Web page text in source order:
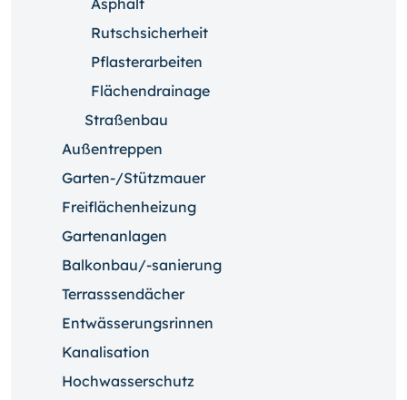
Asphalt
Rutschsicherheit
Pflasterarbeiten
Flächendrainage
Straßenbau
Außentreppen
Garten-/Stützmauer
Freiflächenheizung
Gartenanlagen
Balkonbau/-sanierung
Terrasssendächer
Entwässerungsrinnen
Kanalisation
Hochwasserschutz